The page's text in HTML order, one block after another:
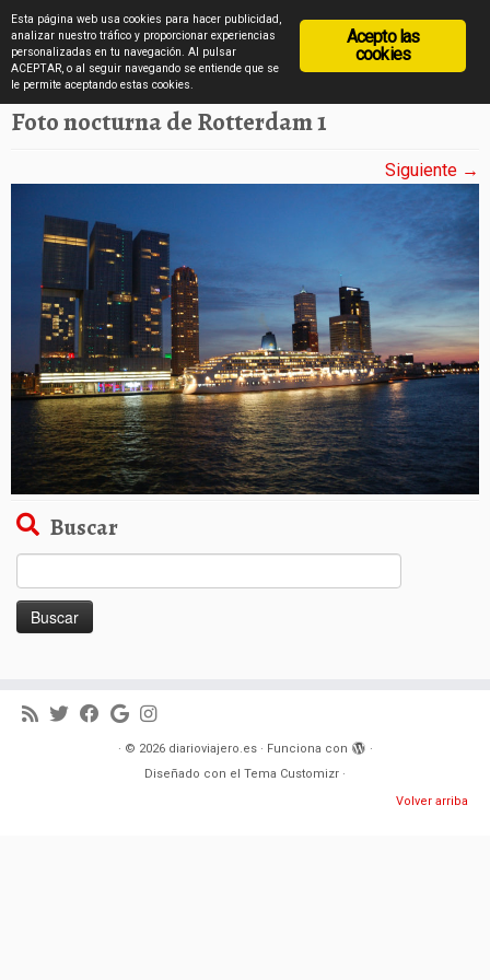
Saltar
al
contenido
diarioviajero.es
Inicio » Rotterdam por la noche en imágenes
Foto nocturna de Rotterdam 1
Siguiente →
Buscar
· © 2026 diarioviajero.es· Funciona con
·
Diseñado con el Tema Customizr ·
Volver arriba
Acepto las
cookies
Esta página web usa cookies para hacer publicidad,
analizar nuestro tráfico y proporcionar experiencias
personalizadas en tu navegación. Al pulsar
ACEPTAR, o al seguir navegando se entiende que se
le permite aceptando estas cookies.